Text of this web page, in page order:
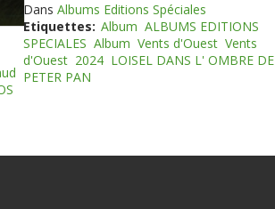
Dans Albums Editions Spéciales
Etiquettes: Album ALBUMS EDITIONS
SPECIALES Album Vents d'Ouest Vents
d'Ouest 2024 LOISEL DANS L' OMBRE DE
PETER PAN